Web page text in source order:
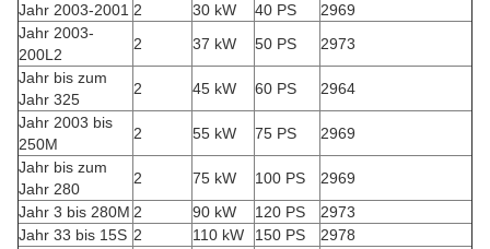
Jahr 2003-2001 2 30 kW 40 PS
2969
Jahr 2003-
200L2
2 37 kW 50 PS
2973
Jahr bis zum
Jahr 325
2 45 kW 60 PS
2964
Jahr 2003 bis
250M
2 55 kW 75 PS
2969
Jahr bis zum
Jahr 280
2 75 kW 100 PS
2969
Jahr 3 bis 280M 2 90 kW 120 PS
2973
Jahr 33 bis 15S 2 110 kW 150 PS
2978